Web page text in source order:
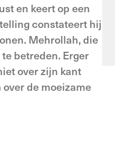
en keert op een
constateert hij
Mehrollah, die
betreden. Erger
over zijn kant
de moeizame